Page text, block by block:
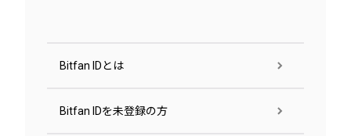
Bitfan IDとは
Bitfan IDを未登録の方